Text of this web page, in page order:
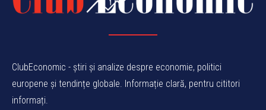
ClubEconomic - știri și analize despre economie, politici
europene și tendințe globale. Informație clară, pentru cititori
informați.